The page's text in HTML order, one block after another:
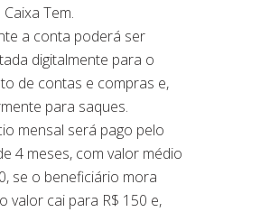
Tem.
a conta poderá ser
digitalmente para o
de contas e compras e,
para saques.
mensal será pago pelo
4 meses, com valor médio
se o beneficiário mora
valor cai para R$ 150 e,